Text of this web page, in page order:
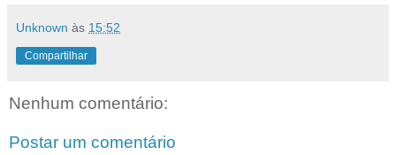
Unknown às 15:52
Compartilhar
Nenhum comentário:
Postar um comentário